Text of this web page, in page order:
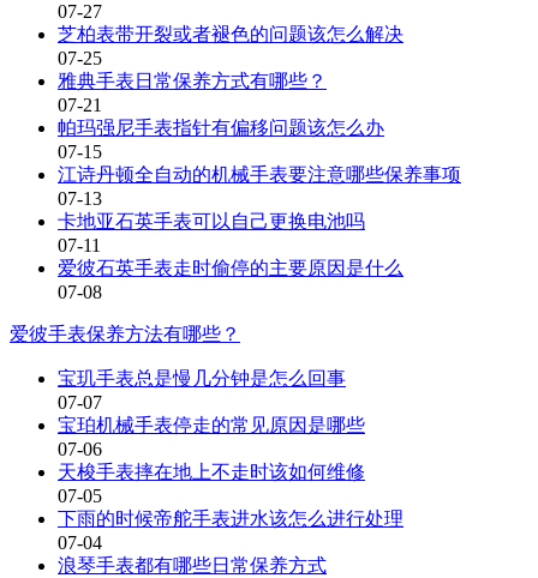
07-27
芝柏表带开裂或者褪色的问题该怎么解决
07-25
雅典手表日常保养方式有哪些？
07-21
帕玛强尼手表指针有偏移问题该怎么办
07-15
江诗丹顿全自动的机械手表要注意哪些保养事项
07-13
卡地亚石英手表可以自己更换电池吗
07-11
爱彼石英手表走时偷停的主要原因是什么
07-08
爱彼手表保养方法有哪些？
宝玑手表总是慢几分钟是怎么回事
07-07
宝珀机械手表停走的常见原因是哪些
07-06
天梭手表摔在地上不走时该如何维修
07-05
下雨的时候帝舵手表进水该怎么进行处理
07-04
浪琴手表都有哪些日常保养方式